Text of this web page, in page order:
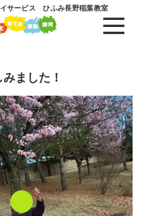
サービス ひふみ長野稲葉教室
ました！